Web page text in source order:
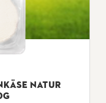
NATUR